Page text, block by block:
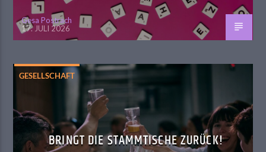
Gesa Postrach
17. JULI 2026
GESELLSCHAFT
BRINGT DIE STAMMTISCHE ZURÜCK!